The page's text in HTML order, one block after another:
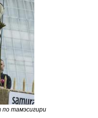
тамэсигири